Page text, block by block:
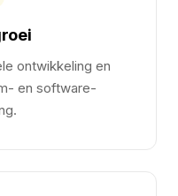
ontwikkeling en
en software-